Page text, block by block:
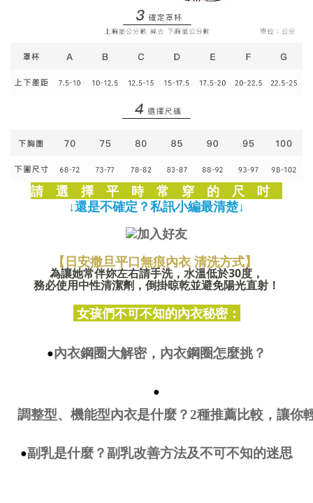
請 選 擇 平 時 常 穿 的 尺 吋
↓還是不確定？私訊小編最清楚↓
【日安撒旦平口無痕內衣 清洗方式】
為讓她常伴妳左右請手洗，水溫低於30度，
務必使用中性清潔劑，倒掛晾乾並避免陽光直射！
女孩們不可不知的內衣秘密：
●內衣鋼圈大解密，內衣鋼圈怎麼挑？
●
調整型、機能型內衣是什麼？2種推薦比較，讓你
●副乳是什麼？副乳改善方法及不可不知的迷思